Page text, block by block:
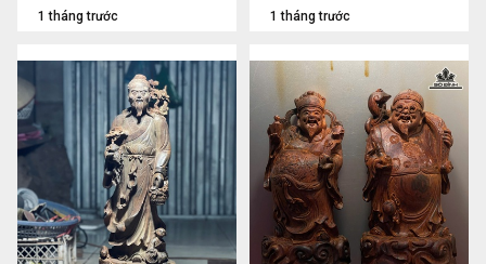
1 tháng trước 1 tháng trước